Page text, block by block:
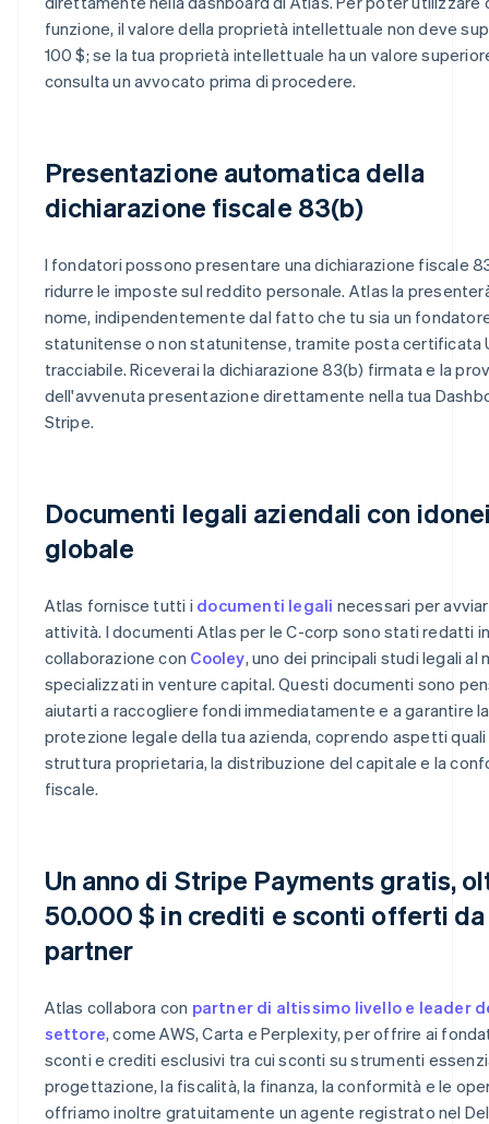
funzione, il valore della proprietà intellettuale non deve
100 $; se la tua proprietà intellettuale ha un valore
consulta un avvocato prima di procedere.
Presentazione automatica della
dichiarazione fiscale 83(b)
I fondatori possono presentare una dichiarazione fiscale
ridurre le imposte sul reddito personale. Atlas la
nome, indipendentemente dal fatto che tu sia un
statunitense o non statunitense, tramite posta certificata
tracciabile. Riceverai la dichiarazione 83(b) firmata e la
dell'avvenuta presentazione direttamente nella tua
Stripe.
Documenti legali aziendali con
globale
Atlas fornisce tutti i documenti legali necessari per
attività. I documenti Atlas per le C-corp sono stati redatti
collaborazione con Cooley, uno dei principali studi legali al
specializzati in venture capital. Questi documenti sono
aiutarti a raccogliere fondi immediatamente e a garantire la
protezione legale della tua azienda, coprendo aspetti quali
struttura proprietaria, la distribuzione del capitale e la
fiscale.
Un anno di Stripe Payments gratis,
50.000 $ in crediti e sconti offerti da
partner
Atlas collabora con partner di altissimo livello e leader
settore, come AWS, Carta e Perplexity, per offrire ai
sconti e crediti esclusivi tra cui sconti su strumenti
progettazione, la fiscalità, la finanza, la conformità e le
offriamo inoltre gratuitamente un agente registrato nel